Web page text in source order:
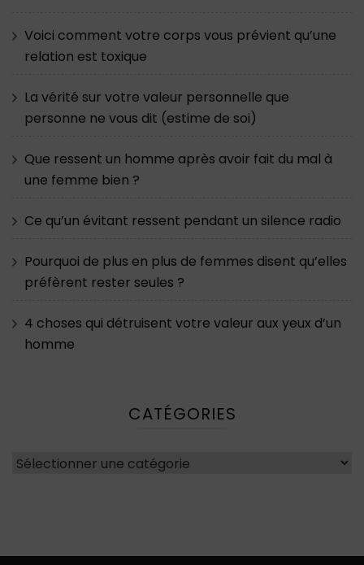
Voici comment votre corps vous prévient qu’une
relation est toxique
La vérité sur votre valeur personnelle que
personne ne vous dit (estime de soi)
Que ressent un homme après avoir fait du mal à
une femme bien ?
Ce qu’un évitant ressent pendant un silence radio
Pourquoi de plus en plus de femmes disent qu’elles
préfèrent rester seules ?
4 choses qui détruisent votre valeur aux yeux d’un
homme
CATÉGORIES
Catégories